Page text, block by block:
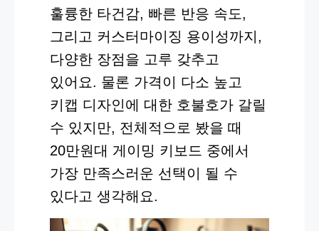
훌륭한 타건감, 빠른 반응 속도,
그리고 커스터마이징 용이성까지,
다양한 장점을 고루 갖추고
있어요. 물론 가격이 다소 높고
키캡 디자인에 대한 호불호가 갈릴
수 있지만, 전체적으로 봤을 때
20만원대 게이밍 키보드 중에서
가장 만족스러운 선택이 될 수
있다고 생각해요.